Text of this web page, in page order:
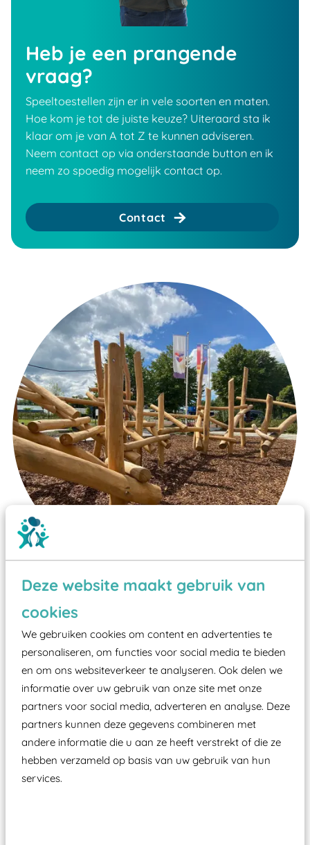
Deze website maakt gebruik van
cookies
We gebruiken cookies om content en advertenties te
personaliseren, om functies voor social media te bieden
en om ons websiteverkeer te analyseren. Ook delen we
informatie over uw gebruik van onze site met onze
partners voor social media, adverteren en analyse. Deze
partners kunnen deze gegevens combineren met
andere informatie die u aan ze heeft verstrekt of die ze
hebben verzameld op basis van uw gebruik van hun
services.
Heb je een prangende
vraag?
Speeltoestellen zijn er in vele soorten en maten.
Hoe kom je tot de juiste keuze? Uiteraard sta ik
klaar om je van A tot Z te kunnen adviseren.
Neem contact op via onderstaande button en ik
neem zo spoedig mogelijk contact op.
Contact
Wist je dat:
Vanaf een valhoogte van 1,5 meter een speciale
valondergrond onder speeltoestellen verplicht is
zoals kunstgras, rubber tegels of boomschors?
Elk speeltoestel in de openbare ruimte voorzien
moet zijn van een typekeuring, -plaatje en
certificering, uitgegeven door een Nederlands
aangewezen keuringsinstantie?
Wij ook speeltoestellen kunnen laten keuren zodat
ze toch binnen het Warenwetbesluit Attractie- en